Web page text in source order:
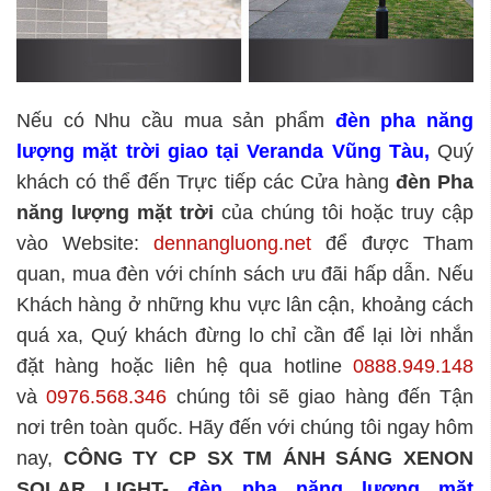
Nếu có Nhu cầu mua sản phẩm đèn pha năng
lượng mặt trời giao tại Veranda Vũng Tàu, Quý
khách có thể đến Trực tiếp các Cửa hàng đèn Pha
năng lượng mặt trời của chúng tôi hoặc truy cập
vào Website: dennangluong.net để được Tham
quan, mua đèn với chính sách ưu đãi hấp dẫn. Nếu
Khách hàng ở những khu vực lân cận, khoảng cách
quá xa, Quý khách đừng lo chỉ cần để lại lời nhắn
đặt hàng hoặc liên hệ qua hotline 0888.949.148
và0976.568.346 chúng tôi sẽ giao hàng đến Tận
nơi trên toàn quốc. Hãy đến với chúng tôi ngay hôm
nay, CÔNG TY CP SX TM ÁNH SÁNG XENON